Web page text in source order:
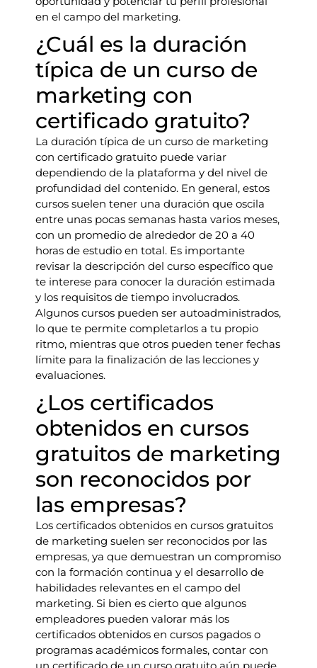
en el campo del marketing.
¿Cuál es la duración
típica de un curso de
marketing con
certificado gratuito?
La duración típica de un curso de marketing
con certificado gratuito puede variar
dependiendo de la plataforma y del nivel de
profundidad del contenido. En general, estos
cursos suelen tener una duración que oscila
entre unas pocas semanas hasta varios meses,
con un promedio de alrededor de 20 a 40
horas de estudio en total. Es importante
revisar la descripción del curso específico que
te interese para conocer la duración estimada
y los requisitos de tiempo involucrados.
Algunos cursos pueden ser autoadministrados,
lo que te permite completarlos a tu propio
ritmo, mientras que otros pueden tener fechas
límite para la finalización de las lecciones y
evaluaciones.
¿Los certificados
obtenidos en cursos
gratuitos de marketing
son reconocidos por
las empresas?
Los certificados obtenidos en cursos gratuitos
de marketing suelen ser reconocidos por las
empresas, ya que demuestran un compromiso
con la formación continua y el desarrollo de
habilidades relevantes en el campo del
marketing. Si bien es cierto que algunos
empleadores pueden valorar más los
certificados obtenidos en cursos pagados o
programas académicos formales, contar con